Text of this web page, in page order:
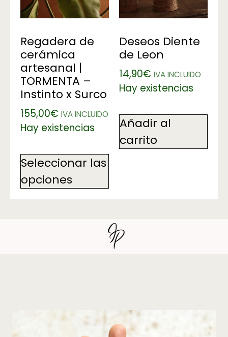
Regadera de
cerámica
artesanal |
TORMENTA –
Instinto x Surco
155,00€ IVA INCLUIDO
Hay existencias
Seleccionar las
opciones
Deseos Diente
de Leon
14,90€ IVA INCLUIDO
Hay existencias
Añadir al
carrito